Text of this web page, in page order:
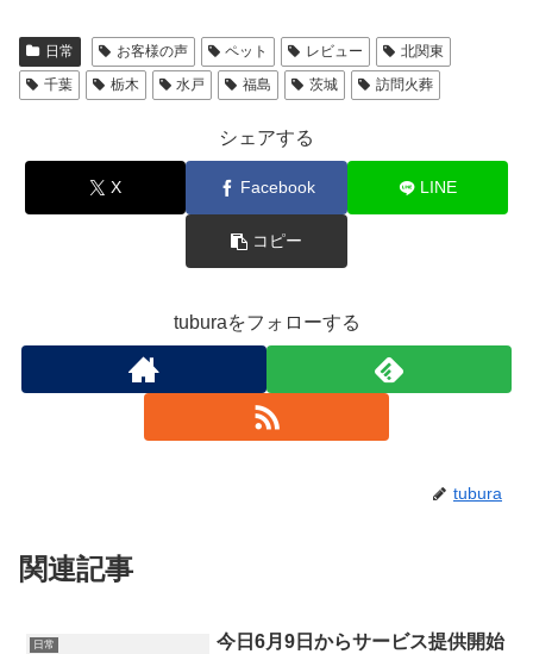
日常 お客様の声 ペット レビュー
北関東
千葉
栃木 水戸 福島 茨城 訪問火葬
シェアする
X Facebook LINE
コピー
tuburaをフォローする
tubura
関連記事
日常
今日6月9日からサービス提供開始